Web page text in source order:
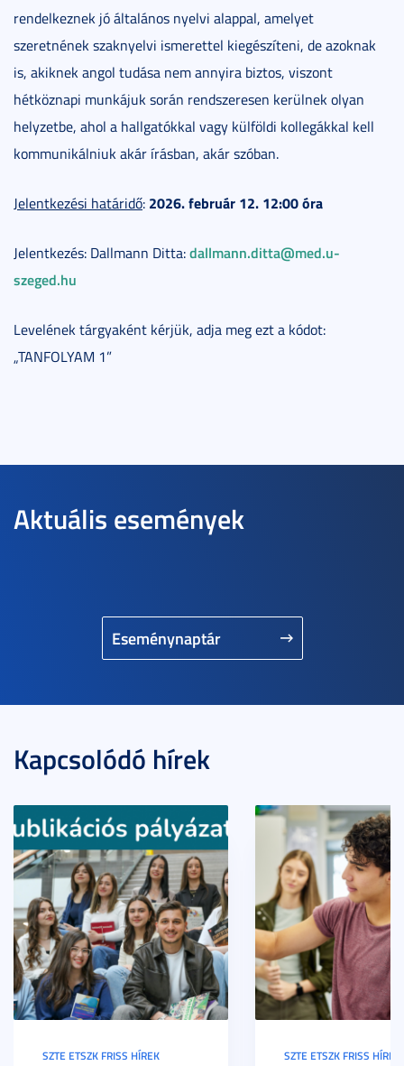
rendelkeznek jó általános nyelvi alappal, amelyet
szeretnének szaknyelvi ismerettel kiegészíteni, de azoknak
is, akiknek angol tudása nem annyira biztos, viszont
hétköznapi munkájuk során rendszeresen kerülnek olyan
helyzetbe, ahol a hallgatókkal vagy külföldi kollegákkal kell
kommunikálniuk akár írásban, akár szóban.
Jelentkezési határidő: 2026. február 12. 12:00 óra
Jelentkezés: Dallmann Ditta:dallmann.ditta@med.u-
szeged.hu
Levelének tárgyaként kérjük, adja meg ezt a kódot:
„TANFOLYAM 1”
Aktuális események
Eseménynaptár
Kapcsolódó hírek
SZTE ETSZK FRISS HÍREK SZTE ETSZK FRISS HÍREK